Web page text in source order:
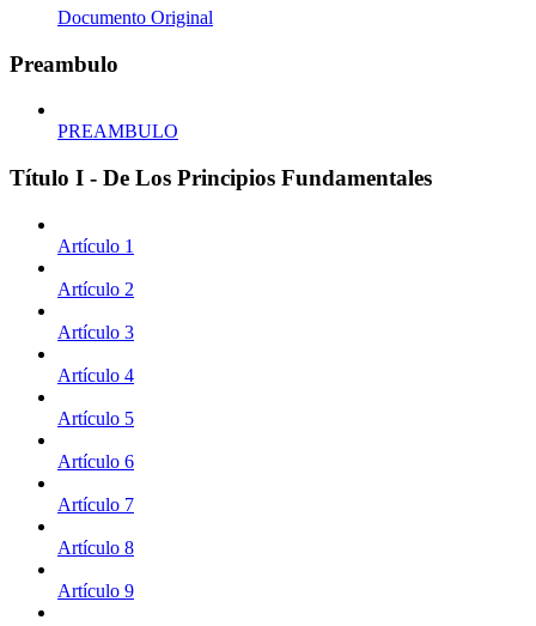
Documento Original
Preambulo
PREAMBULO
Título I - De Los Principios Fundamentales
Artículo 1
Artículo 2
Artículo 3
Artículo 4
Artículo 5
Artículo 6
Artículo 7
Artículo 8
Artículo 9